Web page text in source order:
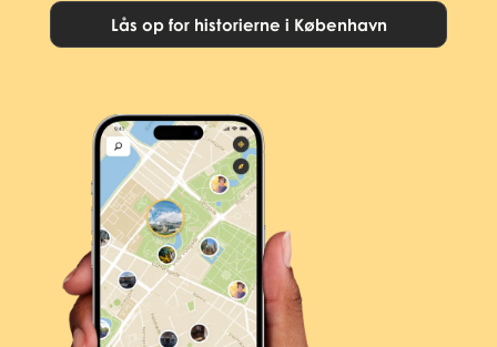
Lås op for historierne i København